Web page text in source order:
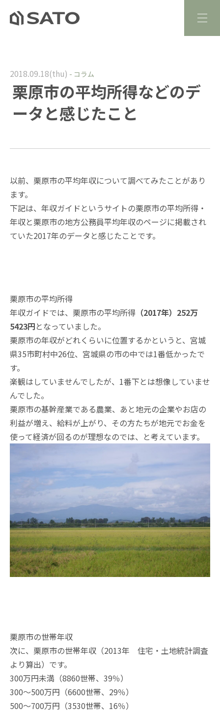
栗原市の平均所得などのデ
ータと感じたこと
2018.09.18(thu) - コラム
以前、栗原市の平均年収について調べてみたことがあり
ます。
下記は、 年収ガイド というサイトの栗原市の平均所得・
年収と栗原市の地方公務員平均年収のページに掲載され
ていた2017年のデータと感じたことです。
栗原市の平均所得
年収ガイドでは、栗原市の平均所得 （2017年）252万
5423円となっていました。
栗原市の年収がどれくらいに位置するかというと、宮城
県35市町村中26位、宮城県の市の中では1番低かったで
す。
楽観はしていませんでしたが、1番下とは想像していませ
んでした。
栗原市の基幹産業である農業、あと地元の企業やお店の
利益が増え、給料が上がり、その方たちが地元でお金を
使って経済が回るのが理想なのでは、と考えています。
栗原市の世帯年収
次に、栗原市の世帯年収（2013年 住宅・土地統計調査
より算出）です。
300万円未満（8860世帯、39％）
300～500万円（6600世帯、29％）
500～700万円（3530世帯、16％）